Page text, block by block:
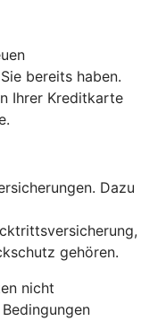
bereits haben.
Ihrer Kreditkarte
Dazu
gehören.
nicht